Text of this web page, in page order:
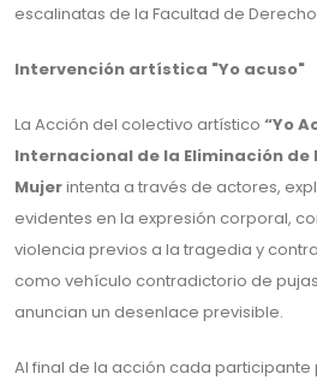
escalinatas de la Facultad de
Intervención artística "Yo acuso"
La Acción del colectivo artístico “Yo
Internacional de la Eliminación
Mujerintenta a través de actores,
evidentes en la expresión corporal,
violencia previos a la tragedia y
como vehículo contradictorio de
anuncian un desenlace previsible.
Al final de la acción cada participante